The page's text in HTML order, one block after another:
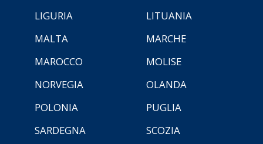
LIGURIA
LITUANIA
MALTA
MARCHE
MAROCCO
MOLISE
NORVEGIA
OLANDA
POLONIA
PUGLIA
SARDEGNA
SCOZIA